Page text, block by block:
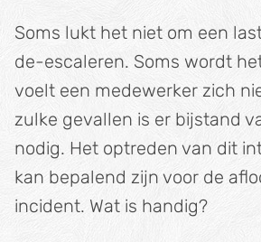
Soms lukt het niet om een
de-escaleren. Soms wordt
voelt een medewerker zich
zulke gevallen is er bijstand
nodig. Het optreden van dit
kan bepalend zijn voor de
incident. Wat is handig?